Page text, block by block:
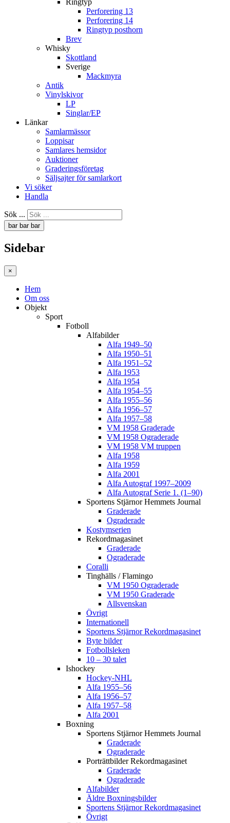
Ringtyp
Perforering 13
Perforering 14
Ringtyp posthorn
Brev
Whisky
Skottland
Sverige
Mackmyra
Antik
Vinylskivor
LP
Singlar/EP
Länkar
Samlarmässor
Loppisar
Samlares hemsidor
Auktioner
Graderingsföretag
Säljsajter för samlarkort
Vi söker
Handla
Sök ...
bar bar bar
Sidebar
×
Hem
Om oss
Objekt
Sport
Fotboll
Alfabilder
Alfa 1949–50
Alfa 1950–51
Alfa 1951–52
Alfa 1953
Alfa 1954
Alfa 1954–55
Alfa 1955–56
Alfa 1956–57
Alfa 1957–58
VM 1958 Graderade
VM 1958 Ograderade
VM 1958 VM truppen
Alfa 1958
Alfa 1959
Alfa 2001
Alfa Autograf 1997–2009
Alfa Autograf Serie 1. (1–90)
Sportens Stjärnor Hemmets Journal
Graderade
Ograderade
Kostymserien
Rekordmagasinet
Graderade
Ograderade
Coralli
Tinghälls / Flamingo
VM 1950 Ograderade
VM 1950 Graderade
Allsvenskan
Övrigt
Internationell
Sportens Stjärnor Rekordmagasinet
Byte bilder
Fotbollsleken
10 – 30 talet
Ishockey
Hockey-NHL
Alfa 1955–56
Alfa 1956–57
Alfa 1957–58
Alfa 2001
Boxning
Sportens Stjärnor Hemmets Journal
Graderade
Ograderade
Porträttbilder Rekordmagasinet
Graderade
Ograderade
Alfabilder
Äldre Boxningsbilder
Sportens Stjärnor Rekordmagasinet
Övrigt